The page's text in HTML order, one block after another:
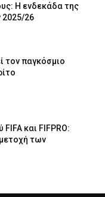
Η ενδεκάδα της
2025/26
τον παγκόσμιο
και FIFPRO:
των